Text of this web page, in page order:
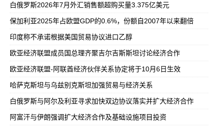
白俄罗斯2026年7月外汇销售额超购买量3.375亿美元
保加利亚2025年占欧盟GDP的0.6%，份额自2007年以来翻倍
印度称不承诺根据美国贸易协议进口乙醇
欧亚经济联盟成员国总理齐聚吉尔吉斯斯坦讨论经济合作
欧亚经济联盟-阿联酋经济伙伴关系协定将于10月6日生效
哈萨克斯坦与乌兹别克斯坦加强贸易与经济关系
白俄罗斯与阿尔及利亚寻求加快双边协议落实并扩大经济合作
阿富汗与伊朗强调扩大经济合作及基础设施项目投资